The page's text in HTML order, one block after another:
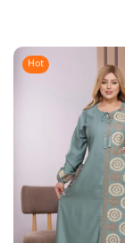
Hot